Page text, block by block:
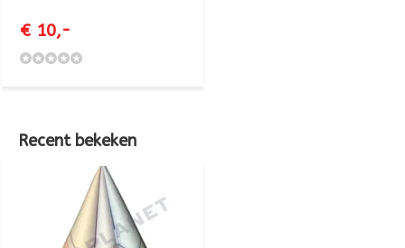
€ 10,-
Recent bekeken